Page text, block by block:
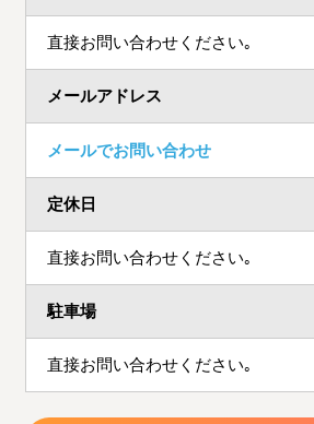
直接お問い合わせください｡
メールアドレス
メールでお問い合わせ
定休日
直接お問い合わせください｡
駐車場
直接お問い合わせください｡